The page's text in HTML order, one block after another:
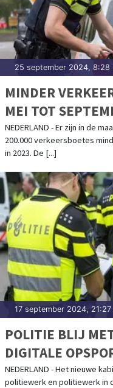
25 september 2024, 8:28
MINDER
MEI TOT
NEDERLAND - Er zijn in de
200.000 verkeersboetes
in 2023. De [...]
17 september 2024, 21:27
POLITIE BLIJ
DIGITALE
WIJKEN
NEDERLAND - Het nieuwe
politiewerk en politiewerk in